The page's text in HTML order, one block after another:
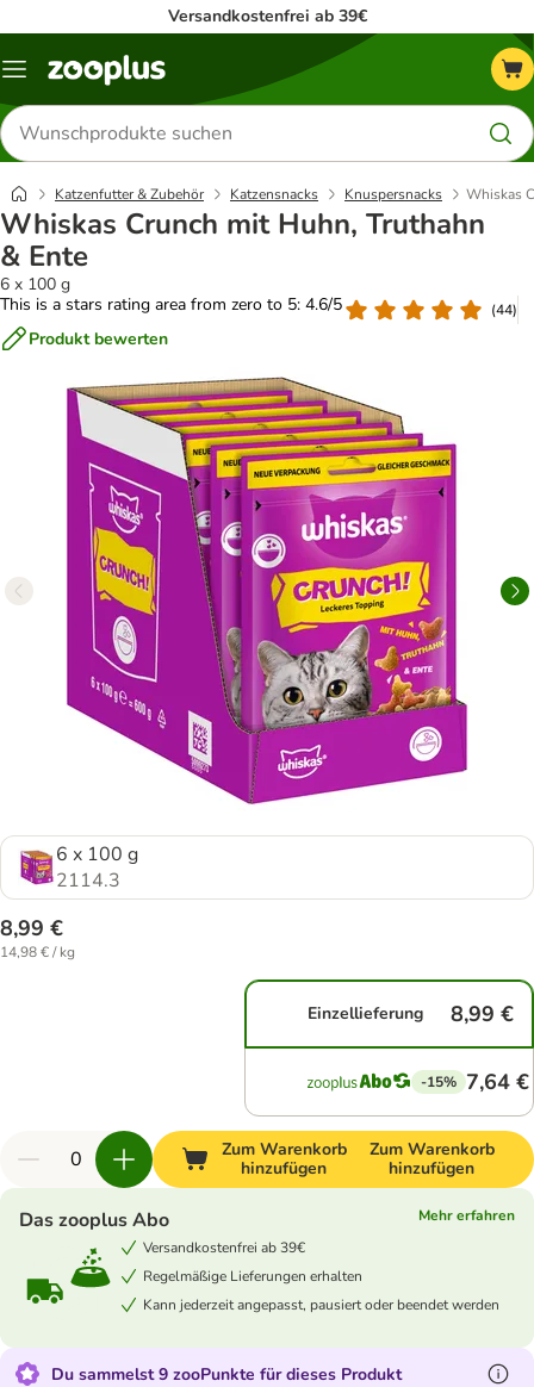
Versandkostenfrei ab 39€
Menü
Produkte
suchen
Katzenfutter & Zubehör Katzensnacks Knuspersnacks Whiskas
Whiskas Crunch mit Huhn, Truthahn
& Ente
6 x 100 g
This is a stars rating area from zero to 5: 4.6/5
(44)
Produkt bewerten
6 x 100 g
2114.3
8,99 €
14,98 € / kg
Einzellieferung 8,99 €
-15% 7,64 €
Zum Warenkorb
hinzufügen
Zum Warenkorb
hinzufügen
Das zooplus Abo
Mehr erfahren
Versandkostenfrei ab 39€
Regelmäßige Lieferungen erhalten
Kann jederzeit angepasst, pausiert oder beendet werden
Du sammelst 9 zooPunkte für dieses Produkt